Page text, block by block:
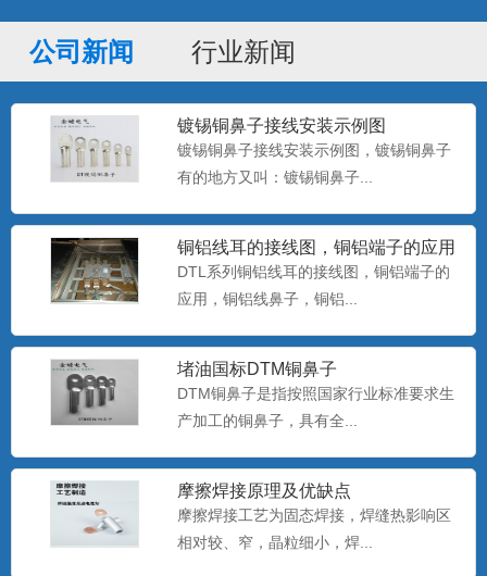
公司新闻 行业新闻
镀锡铜鼻子接线安装示例图
镀锡铜鼻子接线安装示例图，镀锡铜鼻子
有的地方又叫：镀锡铜鼻子...
铜铝线耳的接线图，铜铝端子的应用
DTL系列铜铝线耳的接线图，铜铝端子的
应用，铜铝线鼻子，铜铝...
堵油国标DTM铜鼻子
DTM铜鼻子是指按照国家行业标准要求生
产加工的铜鼻子，具有全...
摩擦焊接原理及优缺点
摩擦焊接工艺为固态焊接，焊缝热影响区
相对较、窄，晶粒细小，焊...
双孔铜鼻子 双孔铜线鼻子尺寸
金蟾电气15355773736，提供：双孔铜鼻
子，双孔铜线鼻...
铜铝接线鼻子_DTL-150mm_国标铜
铝线鼻子
铜铝接线鼻子，国标铜铝线鼻子，铜铝接
线端子，铜铝线鼻子生产厂...
DT铜鼻子
DT铜鼻子...
GTLC-70平方空开铜铝鼻子断路器
C45插针